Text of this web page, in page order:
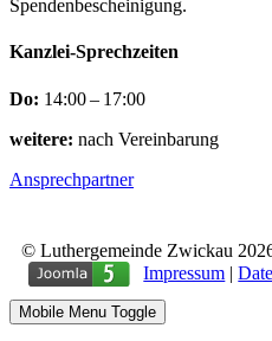
Spendenbescheinigung.
Kanzlei-Sprechzeiten
Do: 14:00 – 17:00
weitere: nach Vereinbarung
Ansprechpartner
© Luthergemeinde Zwickau
Impressum |
Mobile Menu Toggle